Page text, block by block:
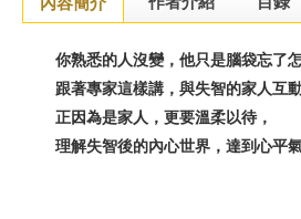
你熟悉的人沒變，他只是腦袋忘了
跟著專家這樣講，與失智的家人互
正因為是家人，更要溫柔以待，
理解失智後的內心世界，達到心平